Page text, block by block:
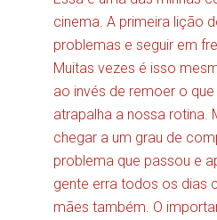
cinema. A primeira lição
problemas e seguir em
Muitas vezes é isso
ao invés de remoer o
atrapalha a nossa rotina.
chegar a um grau de
problema que passou e
gente erra todos os dias
mães também. O